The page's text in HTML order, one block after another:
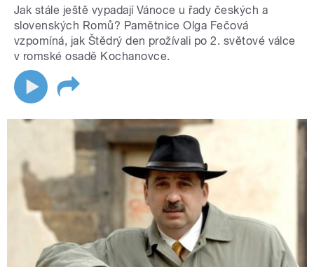
Jak stále ještě vypadají Vánoce u řady českých a
slovenských Romů? Pamětnice Olga Fečová
vzpomíná, jak Štědrý den prožívali po 2. světové válce
v romské osadě Kochanovce.